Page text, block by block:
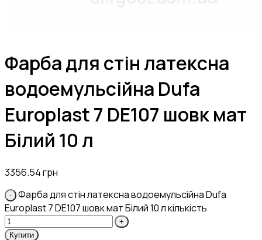
Фарба для стін латексна
водоемульсійна Dufa
Europlast 7 DE107 шовк мат
Білий 10 л
3356.54грн
Фарба для стін латексна водоемульсійна Dufa
Europlast 7 DE107 шовк мат Білий 10 л кількість
Купити